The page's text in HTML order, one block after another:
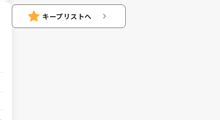
キープリストへ